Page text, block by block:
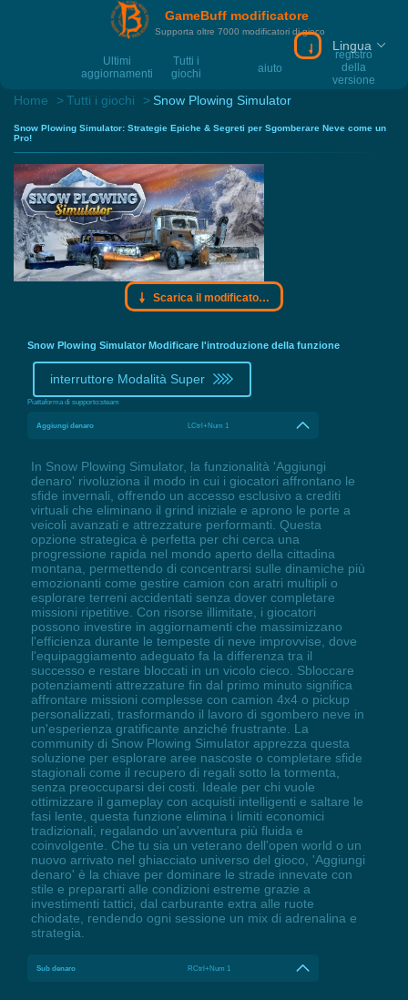
GameBuff modificatore
Supporta oltre 7000 modificatori di gioco
Ultimi
aggiornamenti
Tutti i
giochi
aiuto
registro
della
versione
Scarica il
Lingua
Home Tutti i giochi Snow Plowing Simulator
Snow Plowing Simulator: Strategie Epiche & Segreti per Sgomberare Neve come un
Pro!
Scarica il modificatore Gamebuff
Snow Plowing Simulator Modificare l'introduzione della funzione
interruttore Modalità Super
Piattaforma di supporto:steam
Aggiungi denaro LCtrl+Num 1
In Snow Plowing Simulator, la funzionalità 'Aggiungi
denaro' rivoluziona il modo in cui i giocatori affrontano le
sfide invernali, offrendo un accesso esclusivo a crediti
virtuali che eliminano il grind iniziale e aprono le porte a
veicoli avanzati e attrezzature performanti. Questa
opzione strategica è perfetta per chi cerca una
progressione rapida nel mondo aperto della cittadina
montana, permettendo di concentrarsi sulle dinamiche più
emozionanti come gestire camion con aratri multipli o
esplorare terreni accidentati senza dover completare
missioni ripetitive. Con risorse illimitate, i giocatori
possono investire in aggiornamenti che massimizzano
l'efficienza durante le tempeste di neve improvvise, dove
l'equipaggiamento adeguato fa la differenza tra il
successo e restare bloccati in un vicolo cieco. Sbloccare
potenziamenti attrezzature fin dal primo minuto significa
affrontare missioni complesse con camion 4x4 o pickup
personalizzati, trasformando il lavoro di sgombero neve in
un'esperienza gratificante anziché frustrante. La
community di Snow Plowing Simulator apprezza questa
soluzione per esplorare aree nascoste o completare sfide
stagionali come il recupero di regali sotto la tormenta,
senza preoccuparsi dei costi. Ideale per chi vuole
ottimizzare il gameplay con acquisti intelligenti e saltare le
fasi lente, questa funzione elimina i limiti economici
tradizionali, regalando un'avventura più fluida e
coinvolgente. Che tu sia un veterano dell'open world o un
nuovo arrivato nel ghiacciato universo del gioco, 'Aggiungi
denaro' è la chiave per dominare le strade innevate con
stile e prepararti alle condizioni estreme grazie a
investimenti tattici, dal carburante extra alle ruote
chiodate, rendendo ogni sessione un mix di adrenalina e
strategia.
Sub denaro RCtrl+Num 1